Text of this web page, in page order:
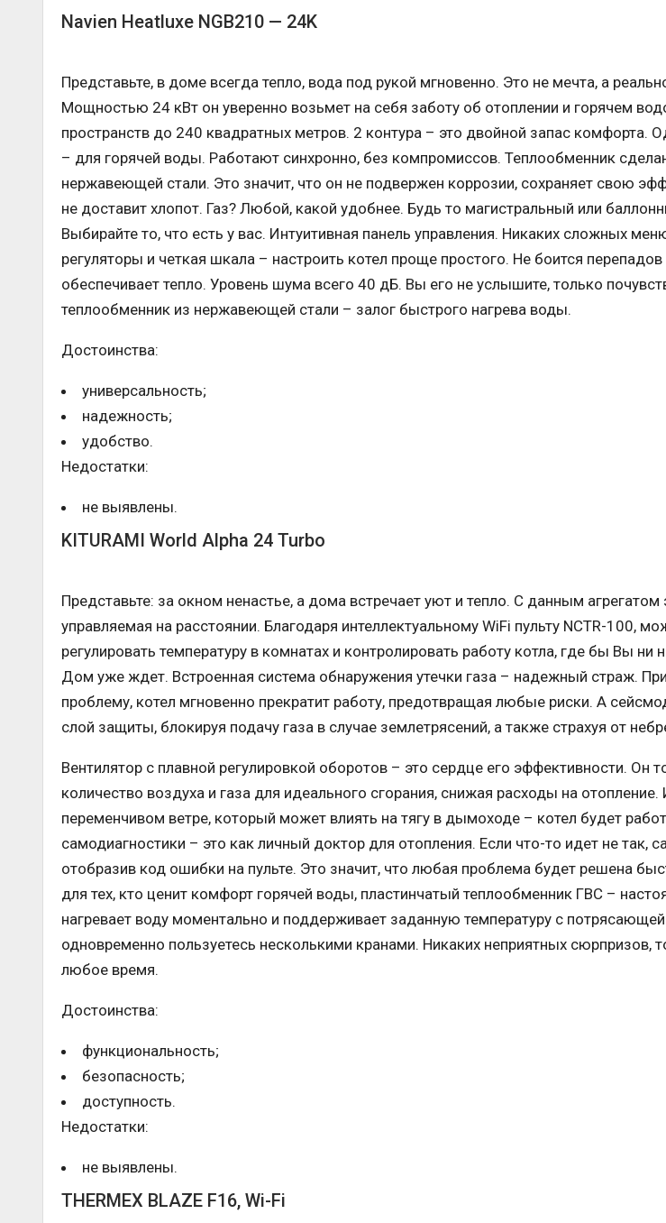
Navien Heatluxe NGB210 — 24K
Представьте, в доме всегда тепло, вода под рукой мгновенно. Это не мечта, а
Мощностью 24 кВт он уверенно возьмет на себя заботу об отоплении и горячем
пространств до 240 квадратных метров. 2 контура – это двойной запас комфорта.
– для горячей воды. Работают синхронно, без компромиссов. Теплообменник
нержавеющей стали. Это значит, что он не подвержен коррозии, сохраняет свою
не доставит хлопот. Газ? Любой, какой удобнее. Будь то магистральный или
Выбирайте то, что есть у вас. Интуитивная панель управления. Никаких сложных
регуляторы и четкая шкала – настроить котел проще простого. Не боится
обеспечивает тепло. Уровень шума всего 40 дБ. Вы его не услышите, только
теплообменник из нержавеющей стали – залог быстрого нагрева воды.
Достоинства:
универсальность;
надежность;
удобство.
Недостатки:
не выявлены.
KITURAMI World Alpha 24 Turbo
Представьте: за окном ненастье, а дома встречает уют и тепло. С данным агрегатом
управляемая на расстоянии. Благодаря интеллектуальному WiFi пульту NCTR-100,
регулировать температуру в комнатах и контролировать работу котла, где бы Вы ни
Дом уже ждет. Встроенная система обнаружения утечки газа – надежный страж.
проблему, котел мгновенно прекратит работу, предотвращая любые риски. А
слой защиты, блокируя подачу газа в случае землетрясений, а также страхуя от
Вентилятор с плавной регулировкой оборотов – это сердце его эффективности. Он
количество воздуха и газа для идеального сгорания, снижая расходы на
переменчивом ветре, который может влиять на тягу в дымоходе – котел будет
самодиагностики – это как личный доктор для отопления. Если что-то идет не так,
отобразив код ошибки на пульте. Это значит, что любая проблема будет решена
для тех, кто ценит комфорт горячей воды, пластинчатый теплообменник ГВС –
нагревает воду моментально и поддерживает заданную температуру с
одновременно пользуетесь несколькими кранами. Никаких неприятных сюрпризов,
любое время.
Достоинства:
функциональность;
безопасность;
доступность.
Недостатки:
не выявлены.
THERMEX BLAZE F16, Wi-Fi